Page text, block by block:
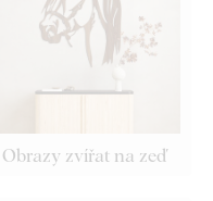
Obrazy zvířat na zeď